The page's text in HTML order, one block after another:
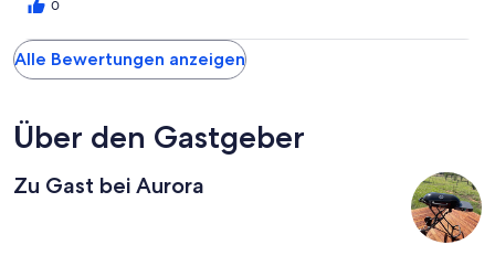
0
Alle Bewertungen anzeigen
Über den Gastgeber
Zu Gast bei Aurora